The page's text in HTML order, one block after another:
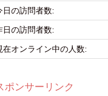
日の訪問者数:
日の訪問者数:
在オンライン中の人数:
ポンサーリンク